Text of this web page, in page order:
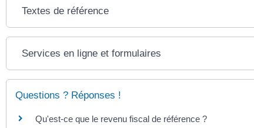
Textes de référence
Services en ligne et formulaires
Questions ? Réponses !
Qu'est-ce que le revenu fiscal de référence ?